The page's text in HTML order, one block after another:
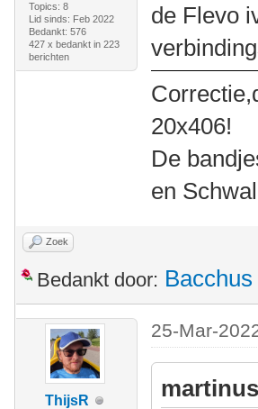
Topics: 8
Lid sinds: Feb 2022
Bedankt: 576
427 x bedankt in 223
berichten
de Flevo
20x406!
De
en
Zoek
Bedankt door: Bacchus
ThijsR
25-Mar-